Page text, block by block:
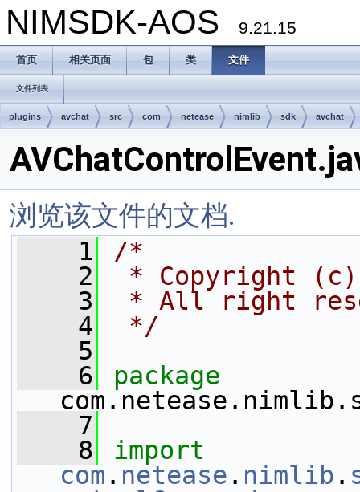
NIMSDK-AOS 9.21.15
首页 相关页面 包 类 文件
文件列表
plugins avchat src com netease nimlib sdk avchat
浏览该文件的文档.
    1
/*
    2
* Copyright (c)
    3
* All right
    4
*/
    5
    6
    7
    8
import
com . netease . nimlib .